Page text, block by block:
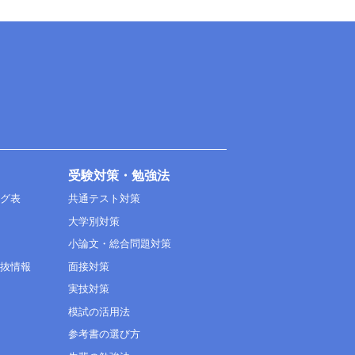
表
情報
受験対策・勉強法
共通テスト対策
大学別対策
小論文・総合問題対策
面接対策
実技対策
模試の活用法
参考書の選び方